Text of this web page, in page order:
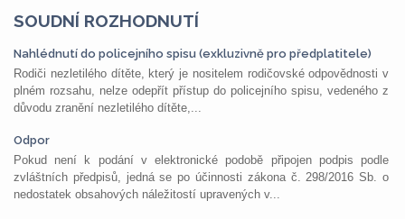
SOUDNÍ ROZHODNUTÍ
Nahlédnutí do policejního spisu (exkluzivně pro předplatitele)
Rodiči nezletilého dítěte, který je nositelem rodičovské odpovědnosti v
plném rozsahu, nelze odepřít přístup do policejního spisu, vedeného z
důvodu zranění nezletilého dítěte,...
Odpor
Pokud není k podání v elektronické podobě připojen podpis podle
zvláštních předpisů, jedná se po účinnosti zákona č. 298/2016 Sb. o
nedostatek obsahových náležitostí upravených v...